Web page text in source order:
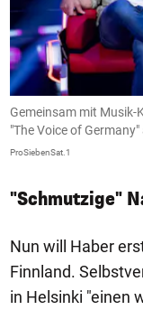
Gemeinsam mit Musik-
"The Voice of
ProSiebenSat.1
"Schmutzige"
Nun will Haber
Finnland.
in Helsinki "einen